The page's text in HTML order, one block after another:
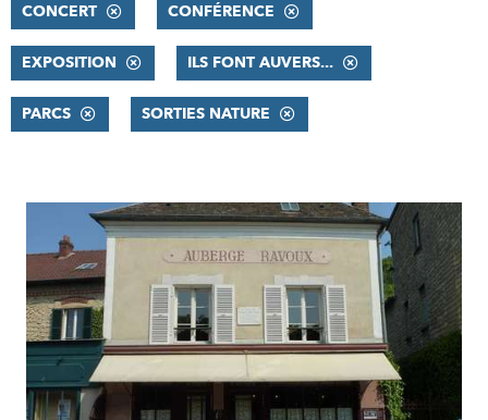
CONCERT CONFÉRENCE
EXPOSITION ILS FONT AUVERS...
PARCS SORTIES NATURE
RÉSULTATS